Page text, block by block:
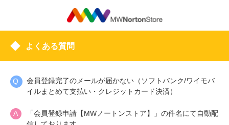
よくある質問
会員登録完了のメールが届かない（ソフトバンク/ワイモバ
イルまとめて支払い・クレジットカード決済）
「会員登録申請【MWノートンストア】」の件名にて自動配